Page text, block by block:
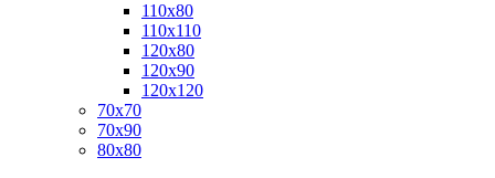
110х80
110х110
120х80
120х90
120х120
70х70
70х90
80х80